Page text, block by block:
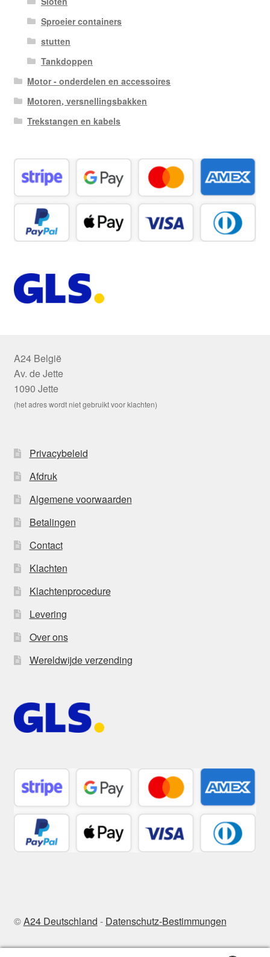
Sproeier containers
stutten
Tankdoppen
Motor - onderdelen en accessoires
Motoren, versnellingsbakken
Trekstangen en kabels
A24 België
Av. de Jette
1090 Jette
(het adres wordt niet gebruikt voor klachten)
Privacybeleid
Afdruk
Algemene voorwaarden
Betalingen
Contact
Klachten
Klachtenprocedure
Levering
Over ons
Wereldwijde verzending
©A24 Deutschland - Datenschutz-Bestimmungen